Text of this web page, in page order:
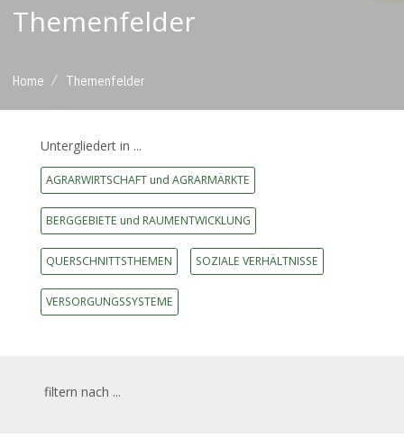
Themenfelder
Home / Themenfelder
Untergliedert in ...
AGRARWIRTSCHAFT und AGRARMÄRKTE
BERGGEBIETE und RAUMENTWICKLUNG
QUERSCHNITTSTHEMEN SOZIALE VERHÄLTNISSE
VERSORGUNGSSYSTEME
filtern nach ...